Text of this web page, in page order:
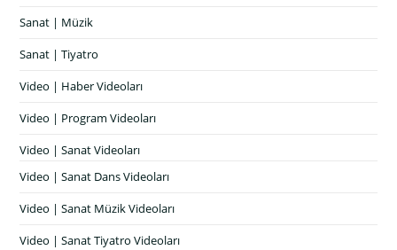
Sanat | Müzik
Sanat | Tiyatro
Video | Haber Videoları
Video | Program Videoları
Video | Sanat Videoları
Video | Sanat Dans Videoları
Video | Sanat Müzik Videoları
Video | Sanat Tiyatro Videoları